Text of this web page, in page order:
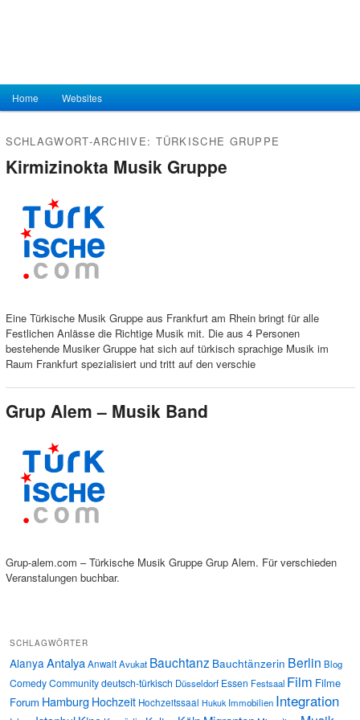
Hauptmenü
Zum Inhalt wechseln
Zum sekundären Inhalt wechseln
Home Websites
SCHLAGWORT-ARCHIVE: TÜRKISCHE GRUPPE
Kirmizinokta Musik Gruppe
Eine Türkische Musik Gruppe aus Frankfurt am Rhein bringt für alle
Festlichen Anlässe die Richtige Musik mit. Die aus 4 Personen
bestehende Musiker Gruppe hat sich auf türkisch sprachige Musik im
Raum Frankfurt spezialisiert und tritt auf den verschie
Grup Alem – Musik Band
Grup-alem.com – Türkische Musik Gruppe Grup Alem. Für verschieden
Veranstalungen buchbar.
SCHLAGWÖRTER
Alanya AntalyaAnwaltAvukat Bauchtanz Bauchtänzerin Berlin Blog
ComedyCommunitydeutsch-türkisch Düsseldorf Essen Festsaal Film Filme
Forum Hamburg Hochzeit Hochzeitssaal Hukuk Immobilien Integration